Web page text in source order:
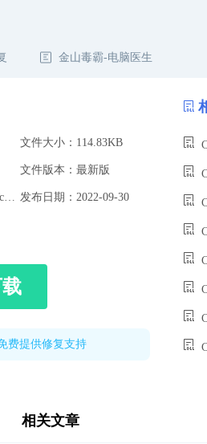
金山毒霸-电脑医生
文件大小：114.83KB
文件版本：最新版
发布日期：2022-09-30
费提供修复支持
相关文章